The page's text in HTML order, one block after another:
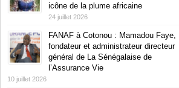
icône de la plume africaine
24 juillet 2026
FANAF à Cotonou : Mamadou Faye,
fondateur et administrateur directeur
général de La Sénégalaise de
l’Assurance Vie
10 juillet 2026